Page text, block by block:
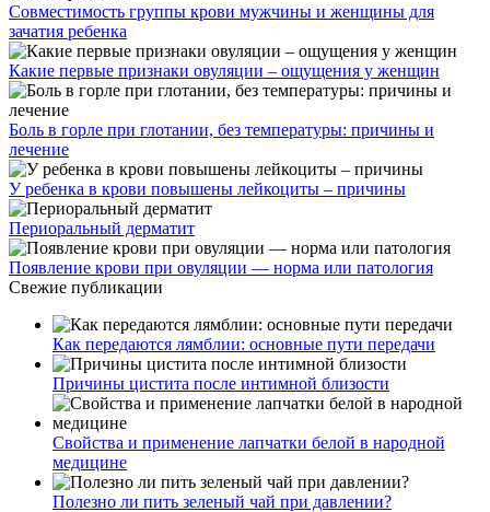
Совместимость группы крови мужчины и женщины для
зачатия ребенка
Какие первые признаки овуляции – ощущения у женщин
Боль в горле при глотании, без температуры: причины и
лечение
У ребенка в крови повышены лейкоциты – причины
Периоральный дерматит
Появление крови при овуляции — норма или патология
Свежие публикации
Как передаются лямблии: основные пути передачи
Причины цистита после интимной близости
Свойства и применение лапчатки белой в народной
медицине
Полезно ли пить зеленый чай при давлении?